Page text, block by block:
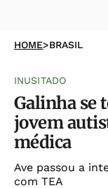
HOME>BRASIL
INUSITADO
Galinha se
jovem
médica
Ave passou a
com TEA